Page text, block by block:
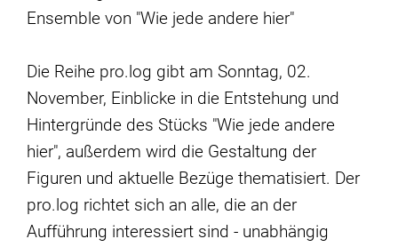
Ensemble von "Wie jede andere hier"
Die Reihe pro.log gibt am Sonntag, 02.
November, Einblicke in die Entstehung und
Hintergründe des Stücks "Wie jede andere
hier", außerdem wird die Gestaltung der
Figuren und aktuelle Bezüge thematisiert. Der
pro.log richtet sich an alle, die an der
Aufführung interessiert sind - unabhängig